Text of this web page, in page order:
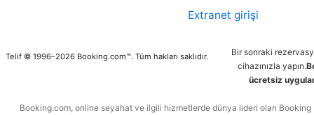
Extranet girişi
Telif © 1996–2026 Booking.com™. Tüm hakları saklıdır.
Bir sonraki
cihazınızla yapın.
ücretsiz
Booking.com, online seyahat ve ilgili hizmetlerde dünya lideri olan Booking